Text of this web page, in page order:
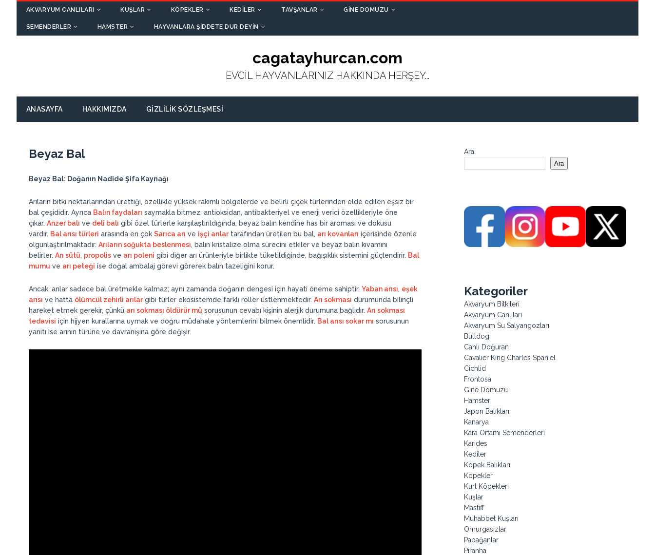
AKVARYUM CANLILARI KUŞLAR KÖPEKLER KEDILER TAVŞANLAR GINE DOMUZU
SEMENDERLER HAMSTER HAYVANLARA ŞIDDETE DUR DEYIN
cagatayhurcan.com
EVCİL HAYVANLARINIZ HAKKINDA HERŞEY...
ANASAYFA HAKKIMIZDA GIZLILIK SÖZLEŞMESI
Beyaz Bal
Beyaz Bal: Doğanın Nadide Şifa Kaynağı
Arıların bitki nektarlarından ürettiği, özellikle yüksek rakımlı bölgelerde ve belirli çiçek türlerinden elde edilen eşsiz bir
bal çeşididir. Ayrıca Balın faydaları saymakla bitmez; antioksidan, antibakteriyel ve enerji verici özellikleriyle öne
çıkar. Anzer balı ve deli balı gibi özel türlerle karşılaştırıldığında, beyaz balın kendine has bir aroması ve dokusu
vardır. Bal arısı türleri arasında en çok Sarıca arı ve işçi arılartarafından üretilen bu bal, arı kovanları içerisinde özenle
olgunlaştırılmaktadır. Arıların soğukta beslenmesi, balın kristalize olma sürecini etkiler ve beyaz balın kıvamını
belirler. Arı sütü, propolisve arı poleni gibi diğer arı ürünleriyle birlikte tüketildiğinde, bağışıklık sistemini güçlendirir. Bal
mumu ve arı peteği ise doğal ambalaj görevi görerek balın tazeliğini korur.
Ancak, arılar sadece bal üretmekle kalmaz; aynı zamanda doğanın dengesi için hayati öneme sahiptir. Yaban arısı, eşek
arısı ve hatta ölümcül zehirli arılargibi türler ekosistemde farklı roller üstlenmektedir. Arı sokması durumunda bilinçli
hareket etmek gerekir, çünkü arı sokması öldürür mü sorusunun cevabı kişinin alerjik durumuna bağlıdır. Arı sokması
tedavisi için hijyen kurallarına uymak ve doğru müdahale yöntemlerini bilmek önemlidir. Bal arısı sokar mı sorusunun
yanıtı ise arının türüne ve davranışına göre değişir.
Ara
Ara
Kategoriler
Akvaryum Bitkileri
Akvaryum Canlıları
Akvaryum Su Salyangozları
Bulldog
Canlı Doğuran
Cavalier King Charles Spaniel
Cichlid
Frontosa
Gine Domuzu
Hamster
Japon Balıkları
Kanarya
Kara Ortamı Semenderleri
Karides
Kediler
Köpek Balıkları
Köpekler
Kurt Köpekleri
Kuşlar
Mastiff
Muhabbet Kuşları
Omurgasızlar
Papağanlar
Piranha